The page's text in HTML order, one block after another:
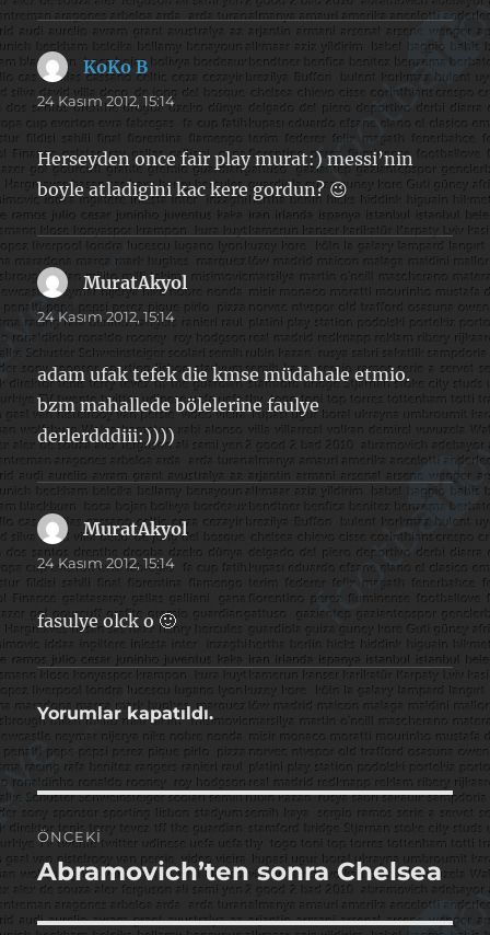
KoKo B dedi
ki:
24 Kasım 2012, 15:14
Herseyden once fair play murat:) messi’nin
boyle atladigini kac kere gordun? 😉
MuratAkyol dedi
ki:
24 Kasım 2012, 15:14
adam ufak tefek die kmse müdahale etmio.
bzm mahallede bölelerine faulye
derlerdddiii:))))
MuratAkyoldedi
ki:
24 Kasım 2012, 15:14
fasulye olck o 🙂
Yorumlar kapatıldı.
Yazı
gezinmesi
ÖNCEKI
Önceki
yazı:
Abramovich’ten sonra Chelsea